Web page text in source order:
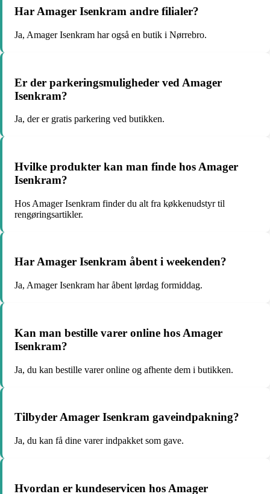
Har Amager Isenkram andre filialer?
Ja, Amager Isenkram har også en butik i Nørrebro.
Er der parkeringsmuligheder ved Amager
Isenkram?
Ja, der er gratis parkering ved butikken.
Hvilke produkter kan man finde hos Amager
Isenkram?
Hos Amager Isenkram finder du alt fra køkkenudstyr til
rengøringsartikler.
Har Amager Isenkram åbent i weekenden?
Ja, Amager Isenkram har åbent lørdag formiddag.
Kan man bestille varer online hos Amager
Isenkram?
Ja, du kan bestille varer online og afhente dem i butikken.
Tilbyder Amager Isenkram gaveindpakning?
Ja, du kan få dine varer indpakket som gave.
Hvordan er kundeservicen hos Amager